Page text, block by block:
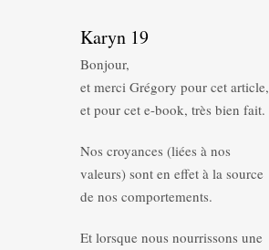
Karyn 19
Bonjour,
et merci Grégory pour cet article,
et pour cet e-book, très bien fait.
Nos croyances (liées à nos
valeurs) sont en effet à la source
de nos comportements.
Et lorsque nous nourrissons une